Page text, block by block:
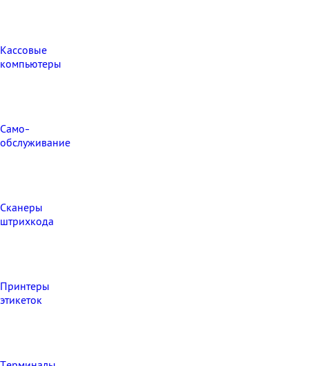
Кассовые
компьютеры
Само-
обслуживание
Сканеры
штрихкода
Принтеры
этикеток